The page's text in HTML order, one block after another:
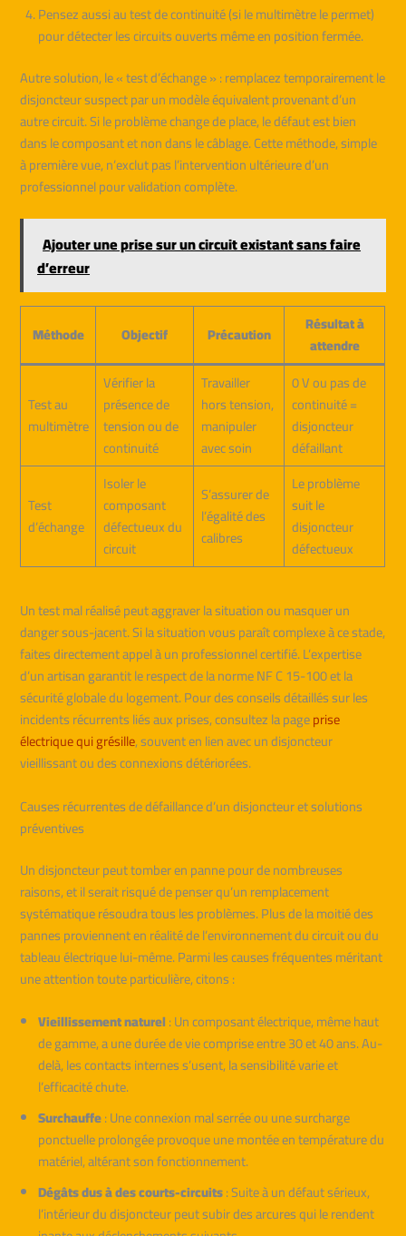
Pensez aussi au test de continuité (si le multimètre le permet)
pour détecter les circuits ouverts même en position fermée.
Autre solution, le « test d’échange » : remplacez temporairement le
disjoncteur suspect par un modèle équivalent provenant d’un
autre circuit. Si le problème change de place, le défaut est bien
dans le composant et non dans le câblage. Cette méthode, simple
à première vue, n’exclut pas l’intervention ultérieure d’un
professionnel pour validation complète.
Ajouter une prise sur un circuit existant sans faire
d’erreur
Méthode Objectif Précaution
Résultat à
attendre
Test au
multimètre
Vérifier la
présence de
tension ou de
continuité
Travailler
hors tension,
manipuler
avec soin
0 V ou pas de
continuité =
disjoncteur
défaillant
Test
d’échange
Isoler le
composant
défectueux du
circuit
S’assurer de
l’égalité des
calibres
Le problème
suit le
disjoncteur
défectueux
Un test mal réalisé peut aggraver la situation ou masquer un
danger sous-jacent. Si la situation vous paraît complexe à ce stade,
faites directement appel à un professionnel certifié. L’expertise
d’un artisan garantit le respect de la norme NF C 15-100 et la
sécurité globale du logement. Pour des conseils détaillés sur les
incidents récurrents liés aux prises, consultez la pageprise
électrique qui grésille, souvent en lien avec un disjoncteur
vieillissant ou des connexions détériorées.
Causes récurrentes de défaillance d’un disjoncteur et solutions
préventives
Un disjoncteur peut tomber en panne pour de nombreuses
raisons, et il serait risqué de penser qu’un remplacement
systématique résoudra tous les problèmes. Plus de la moitié des
pannes proviennent en réalité de l’environnement du circuit ou du
tableau électrique lui-même. Parmi les causes fréquentes méritant
une attention toute particulière, citons :
Vieillissement naturel: Un composant électrique, même haut
de gamme, a une durée de vie comprise entre 30 et 40 ans. Au-
delà, les contacts internes s’usent, la sensibilité varie et
l’efficacité chute.
Surchauffe: Une connexion mal serrée ou une surcharge
ponctuelle prolongée provoque une montée en température du
matériel, altérant son fonctionnement.
Dégâts dus à des courts-circuits: Suite à un défaut sérieux,
l’intérieur du disjoncteur peut subir des arcures qui le rendent